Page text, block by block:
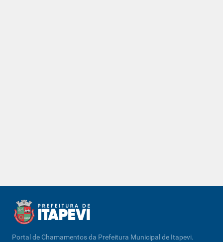
Portal de Chamamentos da Prefeitura Municipal de Itapevi.